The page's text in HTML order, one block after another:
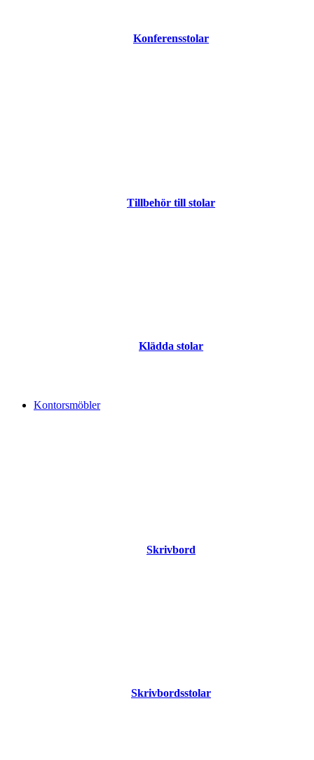
Konferensstolar
Tillbehör till stolar
Klädda stolar
Kontorsmöbler
Skrivbord
Skrivbordsstolar